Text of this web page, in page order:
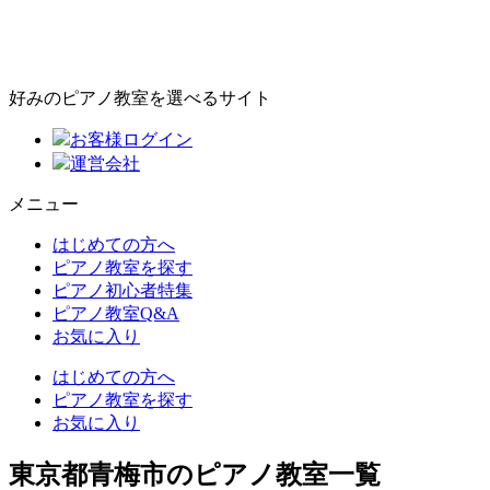
好みのピアノ教室を選べるサイト
お客様ログイン
運営会社
メニュー
はじめての方へ
ピアノ教室を探す
ピアノ初心者特集
ピアノ教室Q&A
お気に入り
はじめての方へ
ピアノ教室を探す
お気に入り
東京都青梅市のピアノ教室一覧